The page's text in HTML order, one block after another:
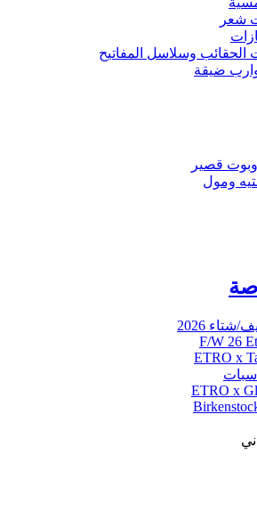
شعر
الحقائب وسلاسل المفاتيح
ضيقة
قصير
ومول
2026
F/W 26
ETRO x
ETRO x